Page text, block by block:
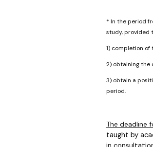
* In the period
study, provided
1) completion
2) obtaining the
3) obtain a
period.
The deadline
taught by